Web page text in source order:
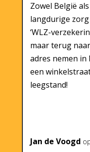
Zowel België
langdurige
‘WLZ-
maar terug
adres nemen in
een
leegstand!
Jan de Voogd